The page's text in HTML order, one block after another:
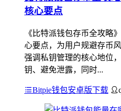
核心要点
《比特派钱包存币全攻略
心要点，为用户规避存币
强调私钥管理的核心地位
钥、避免泄露，同时...
Bitpie钱包安卓版下载